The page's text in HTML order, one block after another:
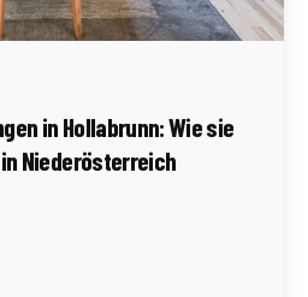
in Hollabrunn: Wie sie
Niederösterreich